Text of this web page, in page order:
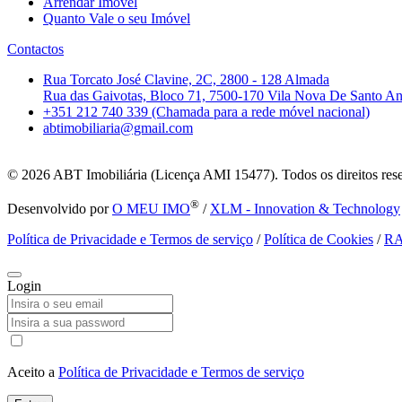
Quanto Vale o seu Imóvel
Contactos
Rua Torcato José Clavine, 2C, 2800 - 128 Almada
Rua das Gaivotas, Bloco 71, 7500-170 Vila Nova De Santo
+351 212 740 339 (Chamada para a rede móvel nacional)
abtimobiliaria@gmail.com
© 2026 ABT Imobiliária (Licença AMI 15477). Todos os direitos
Desenvolvido porO MEU IMO® / XLM - Innovation & Technology
Política de Privacidade e Termos de serviço /Política de Cookies /
Login
Aceito a Política de Privacidade e Termos de serviço